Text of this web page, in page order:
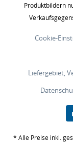
Produktbildern
Cookie-
Liefergebiet,
* Alle Preise inkl.